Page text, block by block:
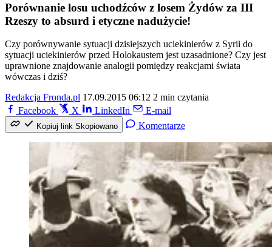
Porównanie losu uchodźców z losem Żydów za III
Rzeszy to absurd i etyczne nadużycie!
Czy porównywanie sytuacji dzisiejszych uciekinierów z Syrii do
sytuacji uciekinierów przed Holokaustem jest uzasadnione? Czy jest
uprawnione znajdowanie analogii pomiędzy reakcjami świata
wówczas i dziś?
Redakcja Fronda.pl 17.09.2015 06:12 2 min czytania
Facebook
X LinkedIn E-mail
Kopiuj link Skopiowano Komentarze